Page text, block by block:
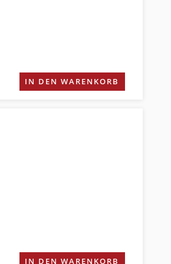
IN DEN WARENKORB
IN DEN WARENKORB